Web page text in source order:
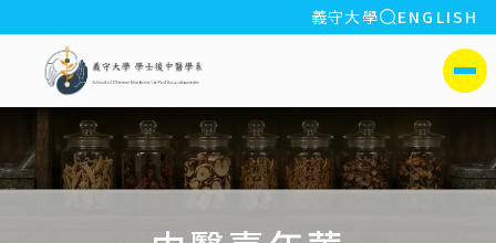
:::
義守大學 全站搜索
ENGLISH
義守大學學士後中醫學系(所)
側選單